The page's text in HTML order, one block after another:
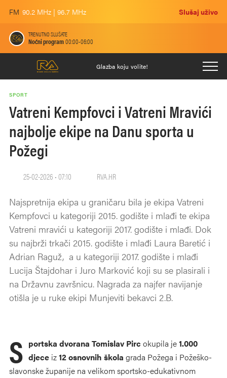
FM 90.2 MHz | 96.7 MHz Slušaj uživo
TRENUTNO SLUŠATE
Noćni program00:00-06:00
Glazba koju volite!
SPORT
Vatreni Kempfovci i Vatreni Mravići
najbolje ekipe na Danu sporta u
Požegi
25-02-2026 • 07:10 RVA.HR
Najspretnija ekipa u graničaru bila je ekipa Vatreni
Kempfovci u kategoriji 2015. godište i mlađi te ekipa
Vatreni mravići u kategoriji 2017. godište i mlađi. Dok
su najbrži trkači 2015. godište i mlađi Laura Baretić i
Adrian Raguž, a u kategoriji 2017. godište i mlađi
Lucija Štajdohar i Juro Marković koji su se plasirali i
na Državnu završnicu. Nagrada za najfer navijanje
otišla je u ruke ekipi Munjeviti bekavci 2.B.
S portska dvorana Tomislav Pirc okupila je1.000
djece iz12 osnovnih škola grada Požega i Požeško-
slavonske županije na velikom sportsko-edukativnom